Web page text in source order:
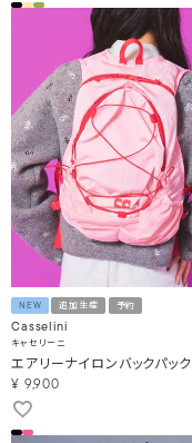
NEW 追加生産 予約
Casselini
キャセリーニ
エアリーナイロンバックパック
¥ 9,900